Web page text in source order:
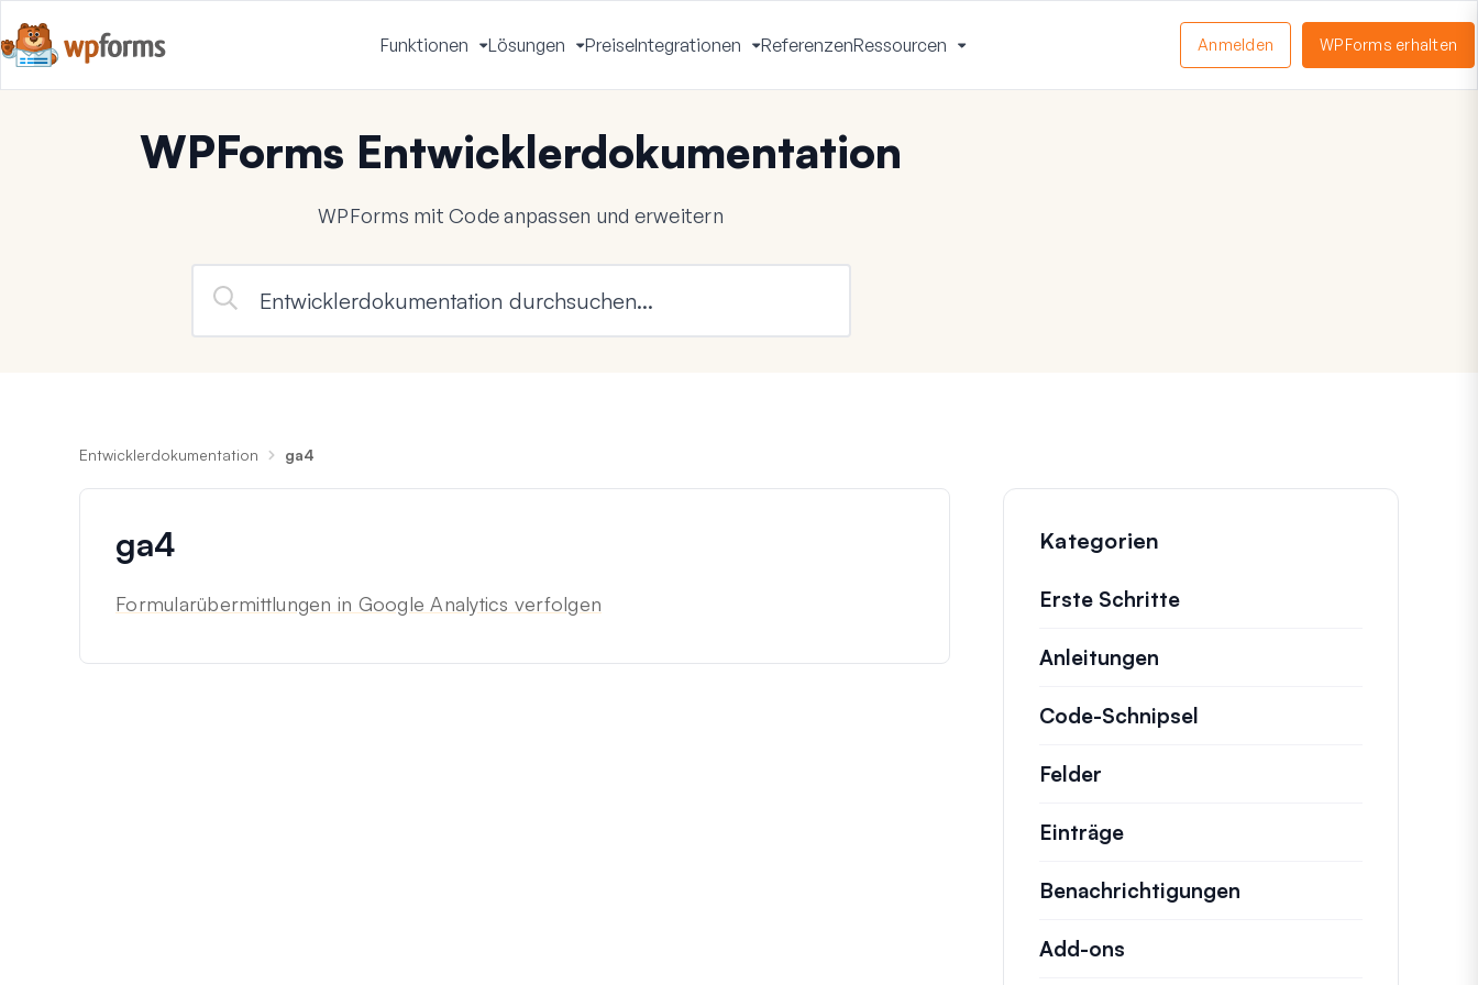
Funktionen
Menü
umschalten
Lösungen
Menü
umschalten
PreiseIntegrationen
Menü
umschalten
ReferenzenRessourcen
umschalten
Anmelden WPForms erhalten
WPForms Entwicklerdokumentation
WPForms mit Code anpassen und erweitern
Entwicklerdokumentation ga4
ga4
Formularübermittlungen in Google Analytics verfolgen
Kategorien
Erste Schritte
Anleitungen
Code-Schnipsel
Felder
Einträge
Benachrichtigungen
Add-ons